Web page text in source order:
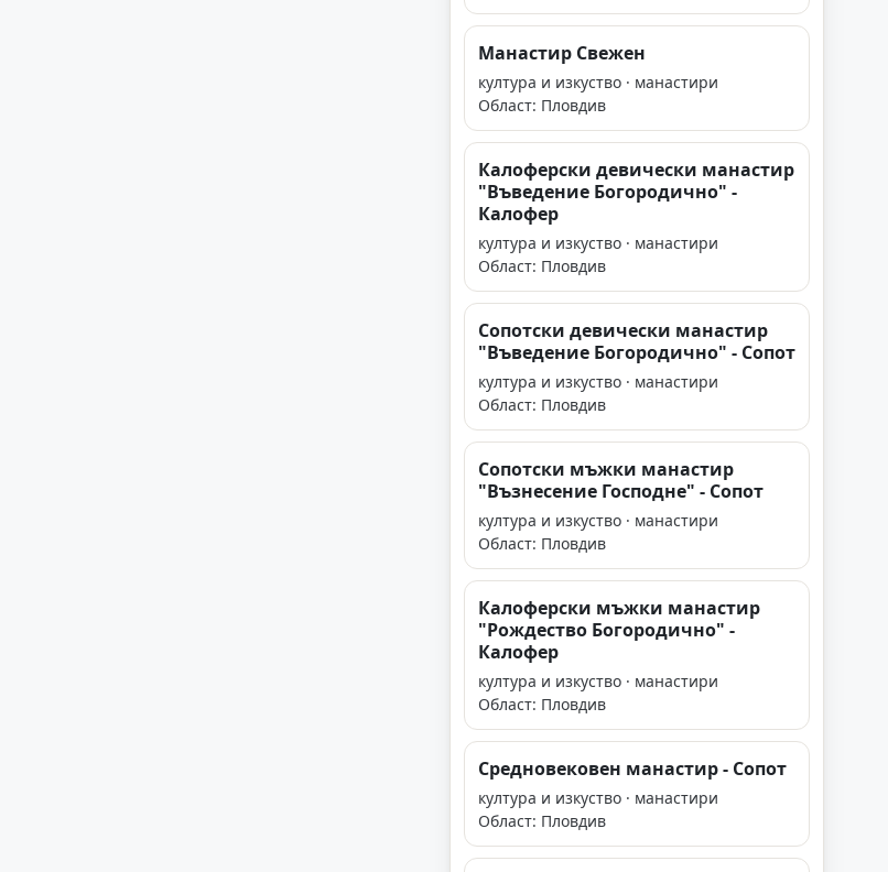
Манастир Свежен
култура и изкуство · манастири
Област: Пловдив
Калоферски девически манастир
"Въведение Богородично" -
Калофер
култура и изкуство · манастири
Област: Пловдив
Сопотски девически манастир
"Въведение Богородично" - Сопот
култура и изкуство · манастири
Област: Пловдив
Сопотски мъжки манастир
"Възнесение Господне" - Сопот
култура и изкуство · манастири
Област: Пловдив
Калоферски мъжки манастир
"Рождество Богородично" -
Калофер
култура и изкуство · манастири
Област: Пловдив
Средновековен манастир - Сопот
култура и изкуство · манастири
Област: Пловдив